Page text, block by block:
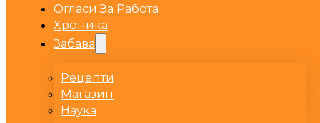
Огласи За Работа
Хроника
Забава
Рецепти
Магазин
Наука